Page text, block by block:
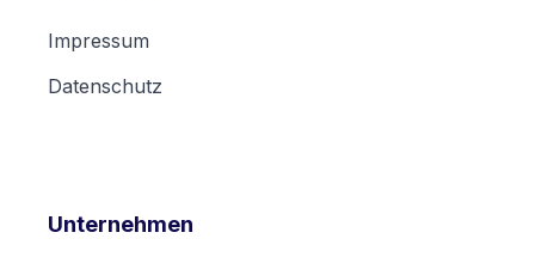
Impressum
Datenschutz
Unternehmen